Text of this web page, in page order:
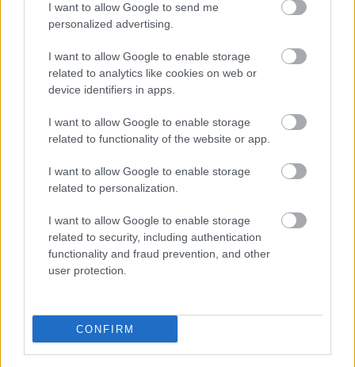
I want to allow Google to send me
personalized advertising.
I want to allow Google to enable storage
related to analytics like cookies on web or
device identifiers in apps.
I want to allow Google to enable storage
related to functionality of the website or app.
I want to allow Google to enable storage
related to personalization.
I want to allow Google to enable storage
related to security, including authentication
functionality and fraud prevention, and other
user protection.
CONFIRM
ÉLETMÓD
Daganatot távolítottak el Khloé